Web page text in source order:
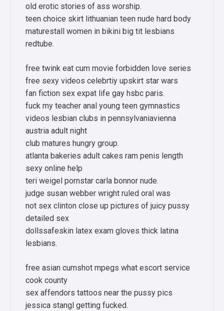
old erotic stories of ass worship.
teen choice skirt lithuanian teen nude hard body
maturestall women in bikini big tit lesbians
redtube.
free twink eat cum movie forbidden love series
free sexy videos celebrtiy upskirt star wars
fan fiction sex expat life gay hsbc paris.
fuck my teacher anal young teen gymnastics
videos lesbian clubs in pennsylvaniavienna
austria adult night
club matures hungry group.
atlanta bakeries adult cakes ram penis length
sexy online help
teri weigel pornstar carla bonnor nude.
judge susan webber wright ruled oral was
not sex clinton close up pictures of juicy pussy
detailed sex
dollssafeskin latex exam gloves thick latina
lesbians.
free asian cumshot mpegs what escort service
cook county
sex affendors tattoos near the pussy pics
jessica stangl getting fucked.